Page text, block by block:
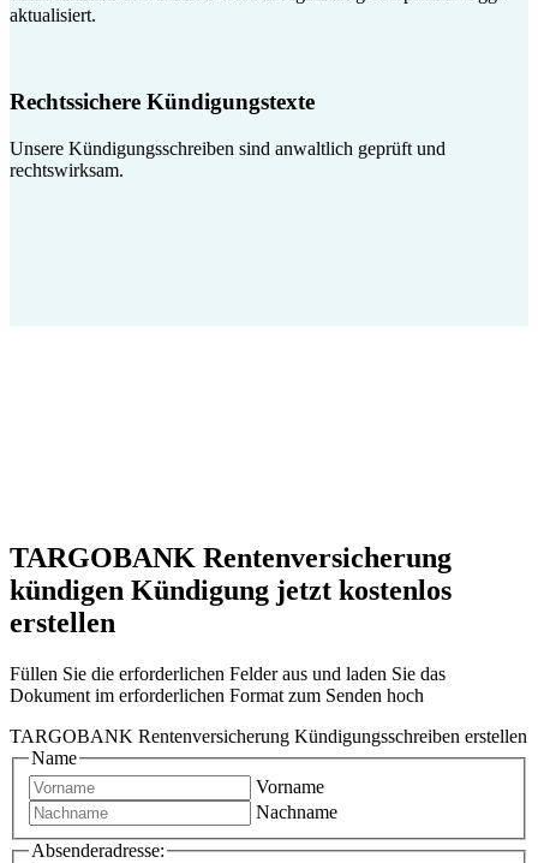
aktualisiert.
Rechtssichere Kündigungstexte
Unsere Kündigungsschreiben sind anwaltlich geprüft und
rechtswirksam.
TARGOBANK Rentenversicherung
kündigen Kündigung jetzt kostenlos
erstellen
Füllen Sie die erforderlichen Felder aus und laden Sie das
Dokument im erforderlichen Format zum Senden hoch
TARGOBANK Rentenversicherung Kündigungsschreiben erstellen
Name
Vorname
Nachname
Absenderadresse: